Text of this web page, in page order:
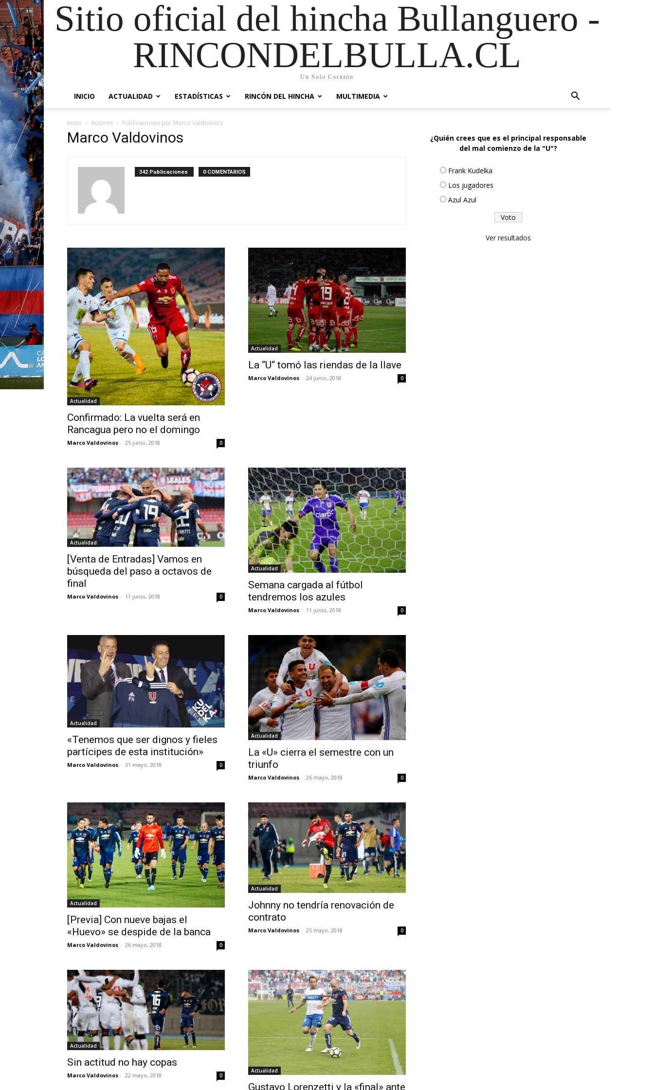
Sitio oficial del hincha Bullanguero -
RINCONDELBULLA.CL
Un Solo Corazón
INICIO ACTUALIDAD ESTADÍSTICAS RINCÓN DEL HINCHA MULTIMEDIA
Inicio Autores Publicaciones por Marco Valdovinos
Marco Valdovinos
342 Publicaciones 0 COMENTARIOS
Actualidad
Confirmado: La vuelta será en
Rancagua pero no el domingo
Marco Valdovinos - 25 junio, 2018 0
Actualidad
La “U“ tomó las riendas de la llave
Marco Valdovinos - 24 junio, 2018 0
Actualidad
[Venta de Entradas] Vamos en
búsqueda del paso a octavos de
final
Marco Valdovinos - 11 junio, 2018 0
Actualidad
Semana cargada al fútbol
tendremos los azules
Marco Valdovinos - 11 junio, 2018 0
Actualidad
«Tenemos que ser dignos y fieles
partícipes de esta institución»
Marco Valdovinos - 31 mayo, 2018 0
Actualidad
La «U» cierra el semestre con un
triunfo
Marco Valdovinos - 26 mayo, 2018 0
Actualidad
[Previa] Con nueve bajas el
«Huevo» se despide de la banca
Marco Valdovinos - 26 mayo, 2018 0
Actualidad
Johnny no tendría renovación de
contrato
Marco Valdovinos - 25 mayo, 2018 0
Actualidad
Sin actitud no hay copas
Marco Valdovinos - 22 mayo, 2018 0
Actualidad
Gustavo Lorenzetti y la «final» ante
¿Quién crees que es el principal responsable
del mal comienzo de la "U"?
Frank Kudelka
Los jugadores
Azul Azul
Ver resultados